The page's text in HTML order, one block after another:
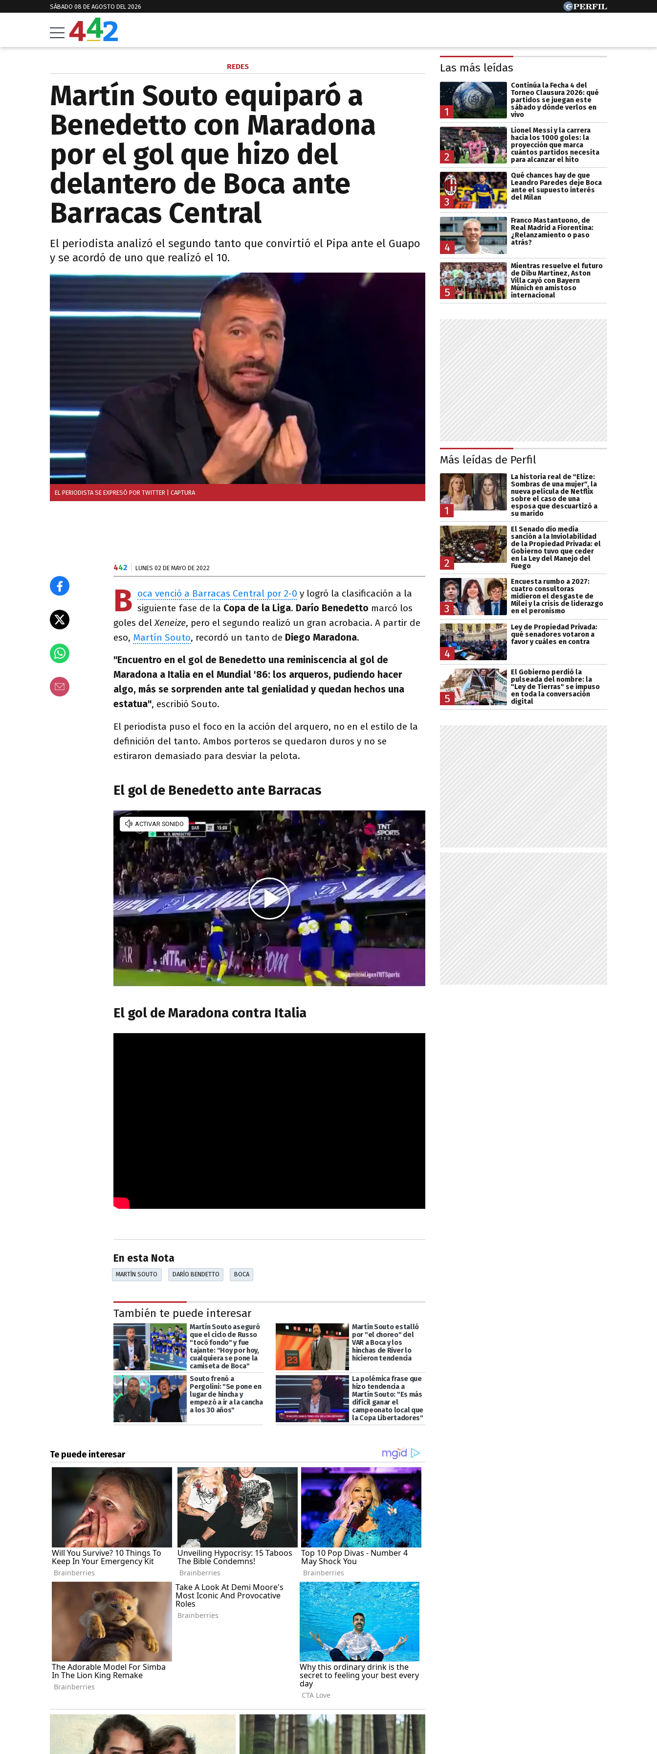
SÁBADO 08 DE AGOSTO DEL 2026
REDES
Martín Souto equiparó a
Benedetto con Maradona
por el gol que hizo del
delantero de Boca ante
Barracas Central
El periodista analizó el segundo tanto que convirtió el Pipa ante el Guapo
y se acordó de uno que realizó el 10.
EL PERIODISTA SE EXPRESÓ POR TWITTER | CAPTURA
442 LUNES 02 DE MAYO DE 2022
B oca venció a Barracas Central por 2-0 y logró la clasificación a la
siguiente fase de la Copa de la Liga. Darío Benedetto marcó los
goles delXeneize, pero el segundo realizó un gran acrobacia. A partir de
eso, Martín Souto, recordó un tanto de Diego Maradona.
"Encuentro en el gol de Benedetto una reminiscencia al gol de
Maradona a Italia en el Mundial '86: los arqueros, pudiendo hacer
algo, más se sorprenden ante tal genialidad y quedan hechos una
estatua", escribió Souto.
El periodista puso el foco en la acción del arquero, no en el estilo de la
definición del tanto. Ambos porteros se quedaron duros y no se
estiraron demasiado para desviar la pelota.
El gol de Benedetto ante Barracas
El gol de Maradona contra Italia
En esta Nota
MARTÍN SOUTO DARÍO BENDETTO BOCA
También te puede interesar
Martín Souto aseguró
que el ciclo de Russo
"tocó fondo" y fue
tajante: "Hoy por hoy,
cualquiera se pone la
camiseta de Boca"
Martín Souto estalló
por "el choreo" del
VAR a Boca y los
hinchas de River lo
hicieron tendencia
Souto frenó a
Pergolini: "Se pone en
lugar de hincha y
empezó a ir a la cancha
a los 30 años"
La polémica frase que
hizo tendencia a
Martín Souto: "Es más
difícil ganar el
campeonato local que
la Copa Libertadores"
Las más leídas
1
Continúa la Fecha 4 del
Torneo Clausura 2026: qué
partidos se juegan este
sábado y dónde verlos en
vivo
2
Lionel Messi y la carrera
hacia los 1000 goles: la
proyección que marca
cuántos partidos necesita
para alcanzar el hito
3
Qué chances hay de que
Leandro Paredes deje Boca
ante el supuesto interés
del Milan
4
Franco Mastantuono, de
Real Madrid a Fiorentina:
¿Relanzamiento o paso
atrás?
5
Mientras resuelve el futuro
de Dibu Martínez, Aston
Villa cayó con Bayern
Múnich en amistoso
internacional
Más leídas de Perfil
1
La historia real de "Elize:
Sombras de una mujer", la
nueva película de Netflix
sobre el caso de una
esposa que descuartizó a
su marido
2
El Senado dio media
sanción a la Inviolabilidad
de la Propiedad Privada: el
Gobierno tuvo que ceder
en la Ley del Manejo del
Fuego
3
Encuesta rumbo a 2027:
cuatro consultoras
midieron el desgaste de
Milei y la crisis de liderazgo
en el peronismo
4
Ley de Propiedad Privada:
qué senadores votaron a
favor y cuáles en contra
5
El Gobierno perdió la
pulseada del nombre: la
"Ley de Tierras" se impuso
en toda la conversación
digital